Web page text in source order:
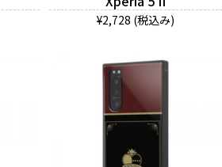
¥2,728 (税込み)